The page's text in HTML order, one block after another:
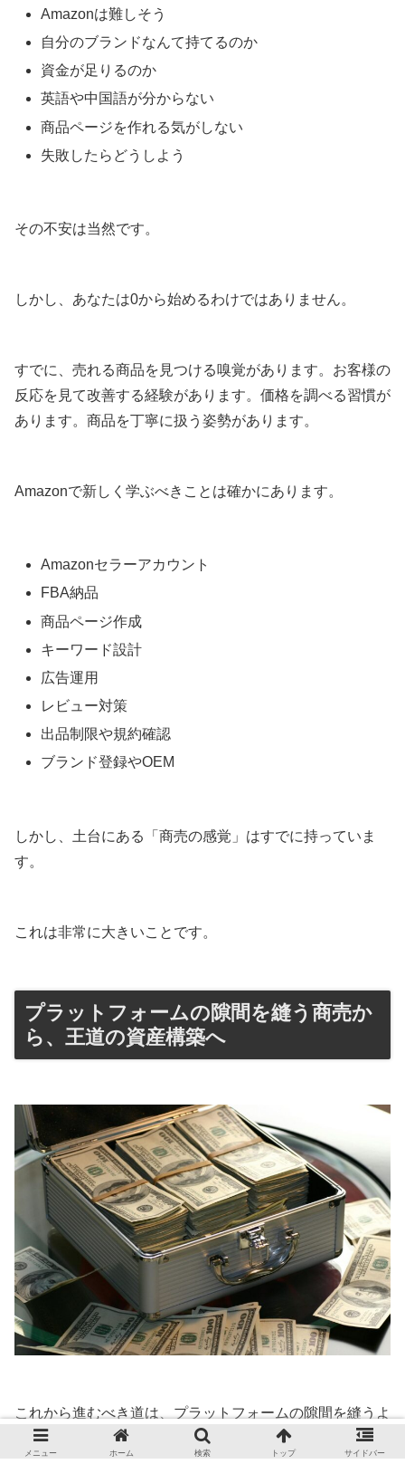
Amazonは難しそう
自分のブランドなんて持てるのか
資金が足りるのか
英語や中国語が分からない
商品ページを作れる気がしない
失敗したらどうしよう
その不安は当然です。
しかし、あなたは0から始めるわけではありません。
すでに、売れる商品を見つける嗅覚があります。お客様の
反応を見て改善する経験があります。価格を調べる習慣が
あります。商品を丁寧に扱う姿勢があります。
Amazonで新しく学ぶべきことは確かにあります。
Amazonセラーアカウント
FBA納品
商品ページ作成
キーワード設計
広告運用
レビュー対策
出品制限や規約確認
ブランド登録やOEM
しかし、土台にある「商売の感覚」はすでに持っていま
す。
これは非常に大きいことです。
プラットフォームの隙間を縫う商売か
ら、王道の資産構築へ
これから進むべき道は、プラットフォームの隙間を縫うよ
うなグレーな近道ではありません。
メニュー ホーム 検索 トップ サイドバー